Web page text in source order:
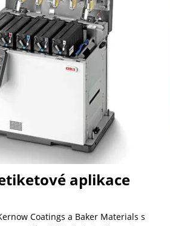
měli vědět milovníci technologií
aplikace
Coatings a Baker Materials s